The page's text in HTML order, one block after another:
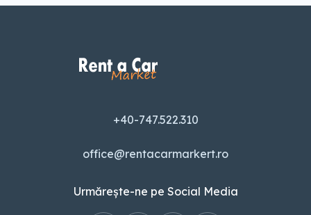
+40-747.522.310
office@rentacarmarkert.ro
Urmărește-ne pe Social Media